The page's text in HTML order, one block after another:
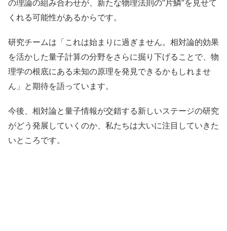
の理論の組み合わせが、新たな物理法則の“片鱗”を見せて
くれる可能性があるからです。
研究チームは「これは始まりに過ぎません。相対論的効果
を活かした量子計算の分野をさらに掘り下げることで、物
理学の根底にある未知の原理を発見できるかもしれませ
ん」と期待を語っています。
今後、相対論と量子情報が交錯する新しいステージの研究
がどう発展していくのか、私たちは大いに注目していきた
いところです。